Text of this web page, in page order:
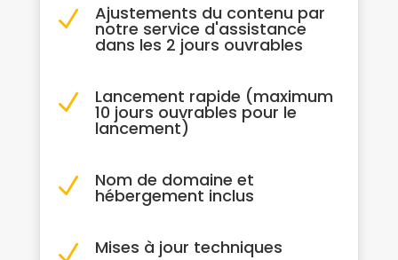
N Ajustements du contenu par
notre service d'assistance
dans les 2 jours ouvrables
N Lancement rapide (maximum
10 jours ouvrables pour le
lancement)
N Nom de domaine et
hébergement inclus
N Mises à jour techniques